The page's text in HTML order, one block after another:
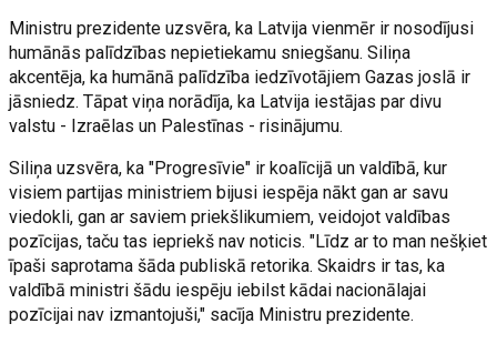
Ministru prezidente uzsvēra, ka Latvija vienmēr ir nosodījusi
humānās palīdzības nepietiekamu sniegšanu. Siliņa
akcentēja, ka humānā palīdzība iedzīvotājiem Gazas joslā ir
jāsniedz. Tāpat viņa norādīja, ka Latvija iestājas par divu
valstu - Izraēlas un Palestīnas - risinājumu.
Siliņa uzsvēra, ka "Progresīvie" ir koalīcijā un valdībā, kur
visiem partijas ministriem bijusi iespēja nākt gan ar savu
viedokli, gan ar saviem priekšlikumiem, veidojot valdības
pozīcijas, taču tas iepriekš nav noticis. "Līdz ar to man nešķiet
īpaši saprotama šāda publiskā retorika. Skaidrs ir tas, ka
valdībā ministri šādu iespēju iebilst kādai nacionālajai
pozīcijai nav izmantojuši," sacīja Ministru prezidente.